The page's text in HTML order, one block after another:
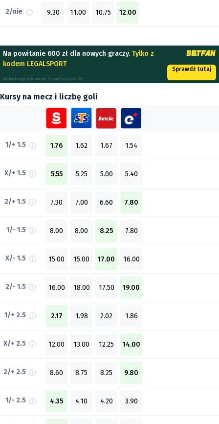
2/nie 9.30 11.00 10.75 12.00
Na powitanie 600 zł dla nowych graczy. Tylko z
kodem LEGALSPORT
Betfan to legalny bukmacher. Hazard to ryzyko. 18+
Sprawdź tutaj
Kursy na mecz i liczbę goli
1/+ 1.5 1.76 1.62 1.67 1.54
X/+ 1.5 5.55 5.25 5.00 5.40
2/+ 1.5 7.30 7.00 6.60 7.80
1/- 1.5 8.00 8.00 8.25 7.80
X/- 1.5 15.00 15.00 17.00 16.00
2/- 1.5 16.00 18.00 17.50 19.00
1/+ 2.5 2.17 1.98 2.02 1.86
X/+ 2.5 12.00 13.00 12.25 14.00
2/+ 2.5 8.60 8.75 8.25 9.80
1/- 2.5 4.35 4.10 4.20 3.90